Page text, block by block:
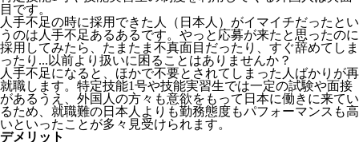
目 です。
人手不足の時に採用できた人（日本人）がイマイチだったとい
うのは人手不足あるあるです。やっと応募が来たと思ったのに
採用してみたら、たまたま不真面目だったり、すぐ辞めてしま
ったり...以前より扱いに困ることはありませんか？
人手不足になると、ほかで不要とされてしまった人ばかりが再
就職します。特定技能1号や技能実習生では一定の試験や面接
があるうえ、外国人の方々も意欲をもって日本に働きに来てい
るため、就職難の日本人よりも勤務態度もパフォーマンスも高
いといったことが多々見受けられます。
デメリット